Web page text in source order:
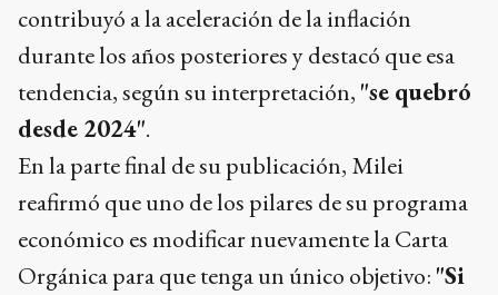
contribuyó a la aceleración de la inflación
durante los años posteriores y destacó que esa
tendencia, según su interpretación, "se quebró
desde 2024".
En la parte final de su publicación, Milei
reafirmó que uno de los pilares de su programa
económico es modificar nuevamente la Carta
Orgánica para que tenga un único objetivo: "Si